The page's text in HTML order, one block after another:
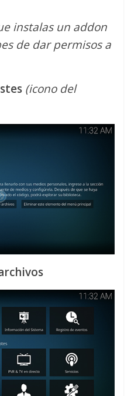
instalas un addon
de dar permisos a
(icono del